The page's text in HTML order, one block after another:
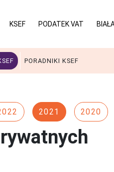
KSEF PODATEK VAT
PORADNIKI KSEF
2021 2020